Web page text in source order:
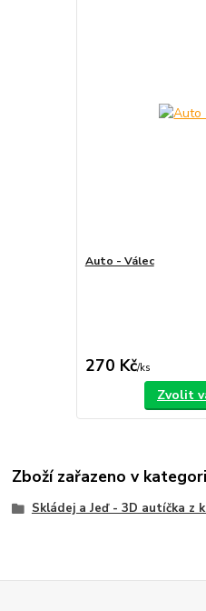
Auto - Válec
270 Kč/ks
Zvolit
Zboží zařazeno v
Skládej a Jeď - 3D autíčka z